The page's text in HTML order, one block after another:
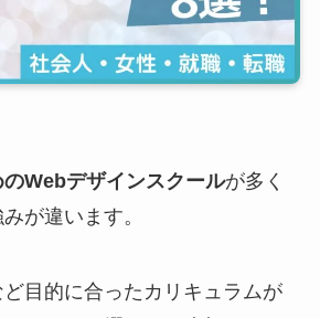
Webデザインスクールが多く
が違います。
目的に合ったカリキュラムが